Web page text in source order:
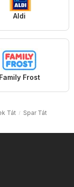
Aldi
Family Frost
Tát Spar Tát